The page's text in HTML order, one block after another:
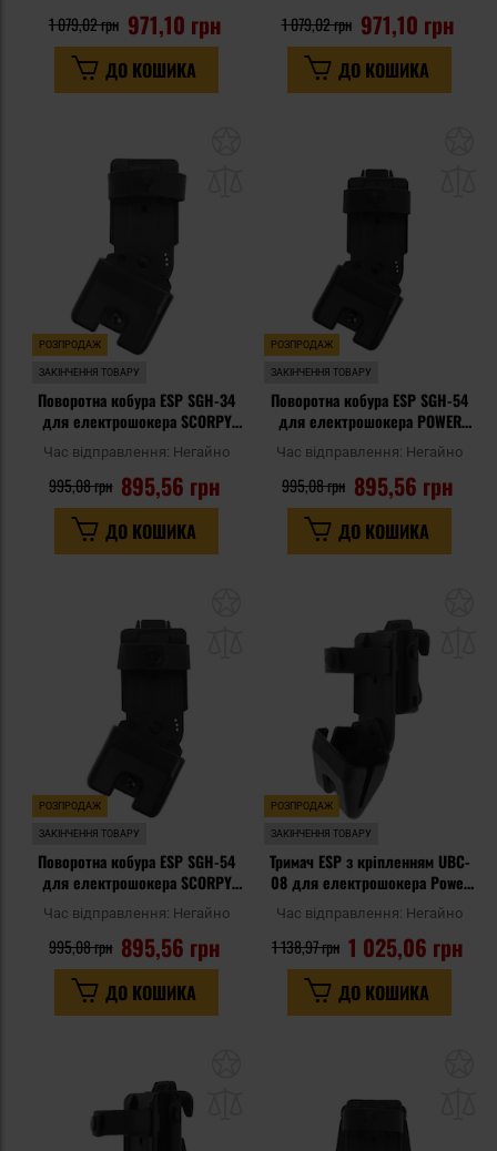
971,10 грн
1 079,02 грн
ДО КОШИКА
971,10 грн
1 079,02 грн
ДО КОШИКА
РОЗПРОДАЖ
ЗАКІНЧЕННЯ ТОВАРУ
Поворотна кобура ESP SGH-34
для електрошокера SCORPY
200 - UBC-03 Clip
Час відправлення: Негайно
895,56 грн
995,08 грн
ДО КОШИКА
РОЗПРОДАЖ
ЗАКІНЧЕННЯ ТОВАРУ
Поворотна кобура ESP SGH-54
для електрошокера POWER
200 - UBC-05 Clip
Час відправлення: Негайно
895,56 грн
995,08 грн
ДО КОШИКА
уподобань
РОЗПРОДАЖ
ЗАКІНЧЕННЯ ТОВАРУ
Поворотна кобура ESP SGH-54
для електрошокера SCORPY
200 - UBC-05 Clip
Час відправлення: Негайно
895,56 грн
995,08 грн
ДО КОШИКА
РОЗПРОДАЖ
ЗАКІНЧЕННЯ ТОВАРУ
Тримач ESP з кріпленням UBC-
08 для електрошокера Power
Час відправлення: Негайно
1 025,06 грн
1 138,97 грн
ДО КОШИКА
уподобань